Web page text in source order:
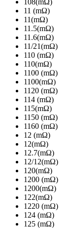
108(mΩ)
11 (mΩ)
11(mΩ)
11.5(mΩ)
11.6(mΩ)
11/21(mΩ)
110 (mΩ)
110(mΩ)
1100 (mΩ)
1100(mΩ)
1120 (mΩ)
114 (mΩ)
115(mΩ)
1150 (mΩ)
1160 (mΩ)
12 (mΩ)
12(mΩ)
12.7(mΩ)
12/12(mΩ)
120(mΩ)
1200 (mΩ)
1200(mΩ)
122(mΩ)
1220 (mΩ)
124 (mΩ)
125 (mΩ)